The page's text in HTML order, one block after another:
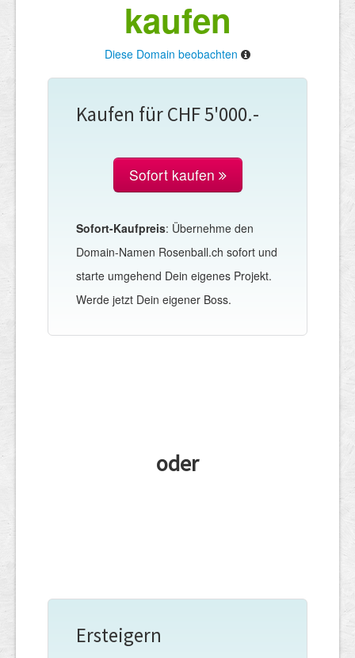
kaufen
Diese Domain beobachten
Kaufen für CHF 5'000.-
Sofort kaufen
Sofort-Kaufpreis: Übernehme den
Domain-Namen Rosenball.ch sofort und
starte umgehend Dein eigenes Projekt.
Werde jetzt Dein eigener Boss.
oder
Ersteigern